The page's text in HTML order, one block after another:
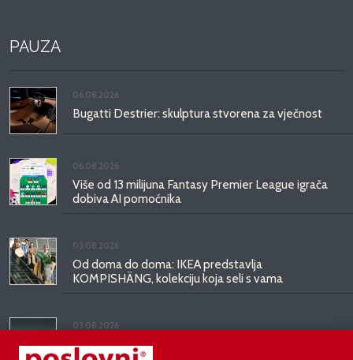
PAUZA
06.08.2026.
Bugatti Destrier: skulptura stvorena za vječnost
06.08.2026.
Više od 13 milijuna Fantasy Premier League igrača
dobiva AI pomoćnika
03.08.2026.
Od doma do doma: IKEA predstavlja
KOMPISHÄNG, kolekciju koja seli s vama
03.08.2026.
Kineski BYD predstavio luksuznu limuzinu veću od